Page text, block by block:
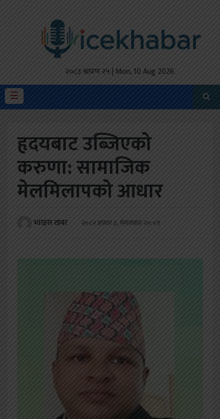
२०८३ श्रावण २५ | Mon, 10 Aug 2026
☰
मैथिली
प्रदेश
विचार
खेलकुद
हृदयबाट उब्जिएको
करुणा: सामाजिक
मेलमिलापको आधार
भ्वाइस खबर २०८२ असार ३, मंगलवार २०:०९